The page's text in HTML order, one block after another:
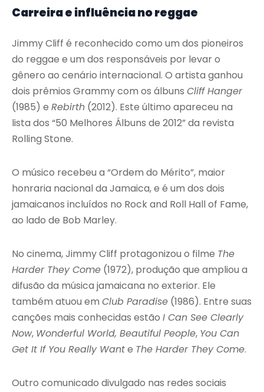
Carreira e influência no reggae
Jimmy Cliff é reconhecido como um dos pioneiros
do reggae e um dos responsáveis por levar o
gênero ao cenário internacional. O artista ganhou
dois prêmios Grammy com os álbuns Cliff Hanger
(1985) e Rebirth (2012). Este último apareceu na
lista dos “50 Melhores Álbuns de 2012” da revista
Rolling Stone.
O músico recebeu a “Ordem do Mérito”, maior
honraria nacional da Jamaica, e é um dos dois
jamaicanos incluídos no Rock and Roll Hall of Fame,
ao lado de Bob Marley.
No cinema, Jimmy Cliff protagonizou o filme The
Harder They Come (1972), produção que ampliou a
difusão da música jamaicana no exterior. Ele
também atuou em Club Paradise (1986). Entre suas
canções mais conhecidas estão I Can See Clearly
Now, Wonderful World, Beautiful People, You Can
Get It If You Really Wante The Harder They Come.
Outro comunicado divulgado nas redes sociais